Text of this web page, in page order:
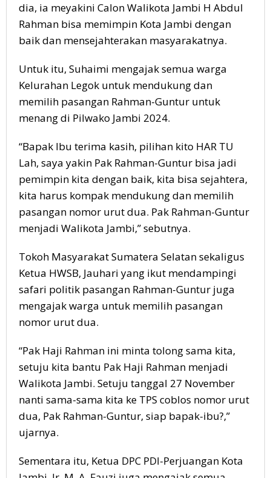
dia, ia meyakini Calon Walikota Jambi H Abdul
Rahman bisa memimpin Kota Jambi dengan
baik dan mensejahterakan masyarakatnya.
Untuk itu, Suhaimi mengajak semua warga
Kelurahan Legok untuk mendukung dan
memilih pasangan Rahman-Guntur untuk
menang di Pilwako Jambi 2024.
“Bapak Ibu terima kasih, pilihan kito HAR TU
Lah, saya yakin Pak Rahman-Guntur bisa jadi
pemimpin kita dengan baik, kita bisa sejahtera,
kita harus kompak mendukung dan memilih
pasangan nomor urut dua. Pak Rahman-Guntur
menjadi Walikota Jambi,” sebutnya.
Tokoh Masyarakat Sumatera Selatan sekaligus
Ketua HWSB, Jauhari yang ikut mendampingi
safari politik pasangan Rahman-Guntur juga
mengajak warga untuk memilih pasangan
nomor urut dua.
“Pak Haji Rahman ini minta tolong sama kita,
setuju kita bantu Pak Haji Rahman menjadi
Walikota Jambi. Setuju tanggal 27 November
nanti sama-sama kita ke TPS coblos nomor urut
dua, Pak Rahman-Guntur, siap bapak-ibu?,”
ujarnya.
Sementara itu, Ketua DPC PDI-Perjuangan Kota